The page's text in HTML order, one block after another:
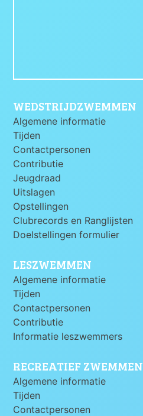
WEDSTRIJDZWEMMEN
Algemene informatie
Tijden
Contactpersonen
Contributie
Jeugdraad
Uitslagen
Opstellingen
Clubrecords en Ranglijsten
Doelstellingen formulier
LESZWEMMEN
Algemene informatie
Tijden
Contactpersonen
Contributie
Informatie leszwemmers
RECREATIEF ZWEMMEN
Algemene informatie
Tijden
Contactpersonen